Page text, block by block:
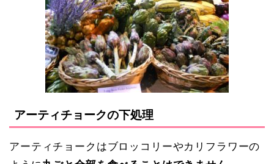
アーティチョークの下処理
アーティチョークはブロッコリーやカリフラワーの